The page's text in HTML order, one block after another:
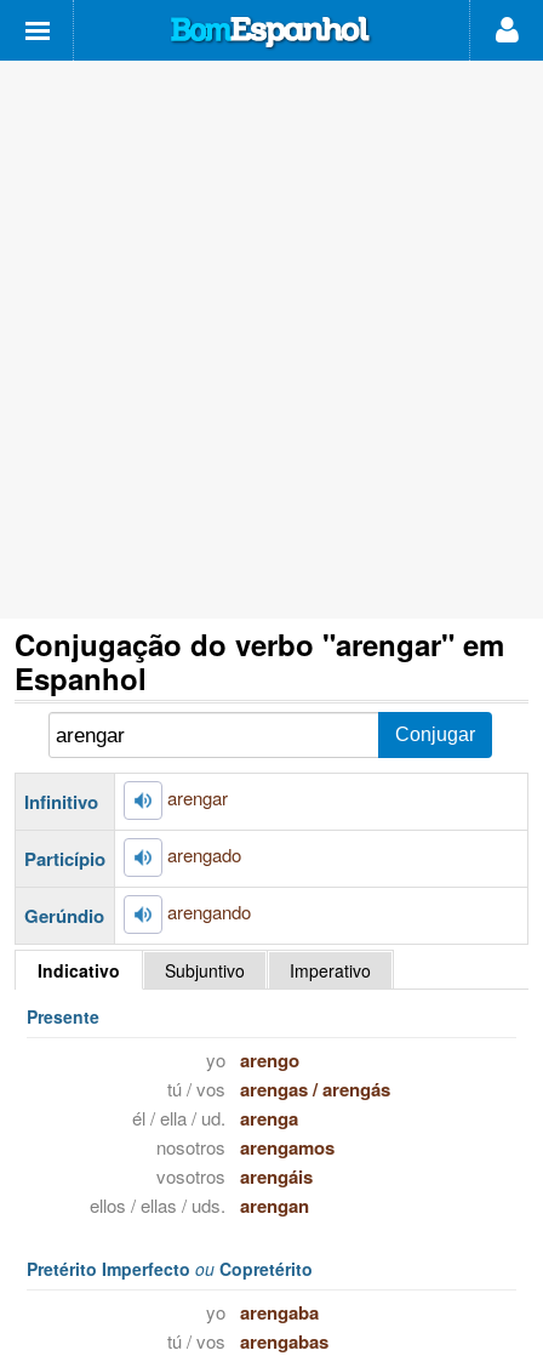
Conjugação do verbo "arengar" em
Espanhol
Infinitivo arengar
Particípio arengado
Gerúndio arengando
Indicativo Subjuntivo
Imperativo
Presente
yo arengo
tú / vos arengas/arengás
él / ella / ud. arenga
nosotros arengamos
vosotros arengáis
ellos / ellas / uds. arengan
Pretérito Imperfecto ou Copretérito
yo arengaba
tú / vos arengabas